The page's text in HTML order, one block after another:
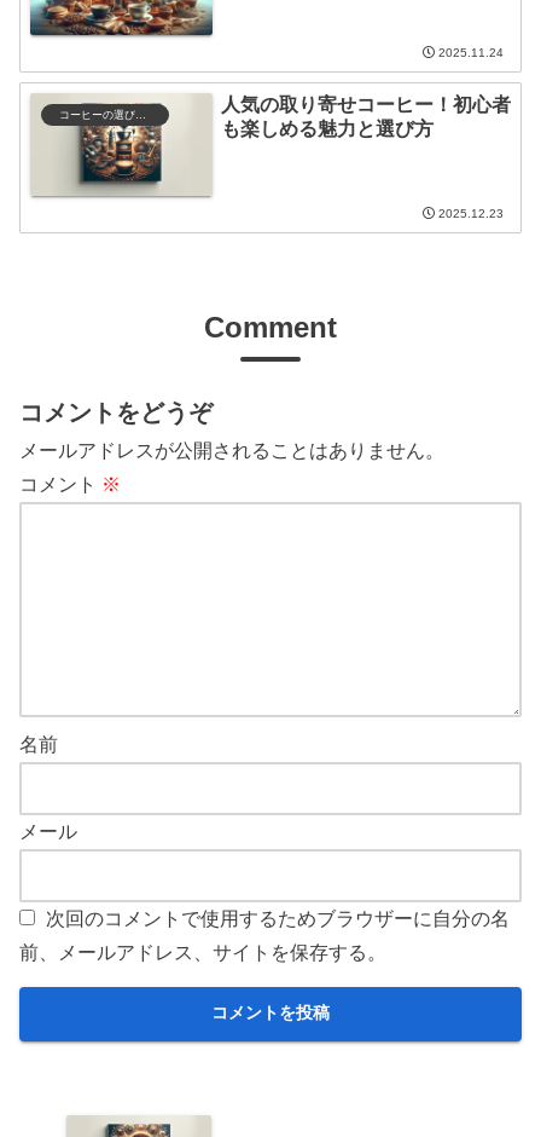
2025.11.24
人気の取り寄せコーヒー！初心者
も楽しめる魅力と選び方
2025.12.23
Comment
コメントをどうぞ
メールアドレスが公開されることはありません。
コメント ※
名前
メール
次回のコメントで使用するためブラウザーに自分の名
前、メールアドレス、サイトを保存する。